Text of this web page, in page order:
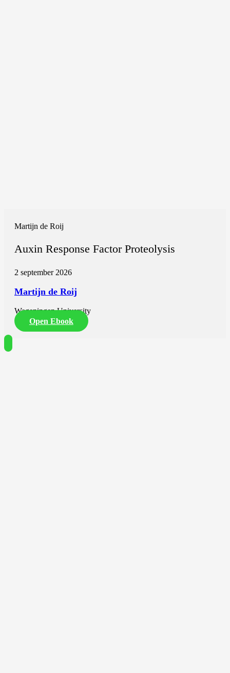
Martijn de Roij
Auxin Response Factor Proteolysis
2 september 2026
Martijn de Roij
Wageningen University
Open Ebook